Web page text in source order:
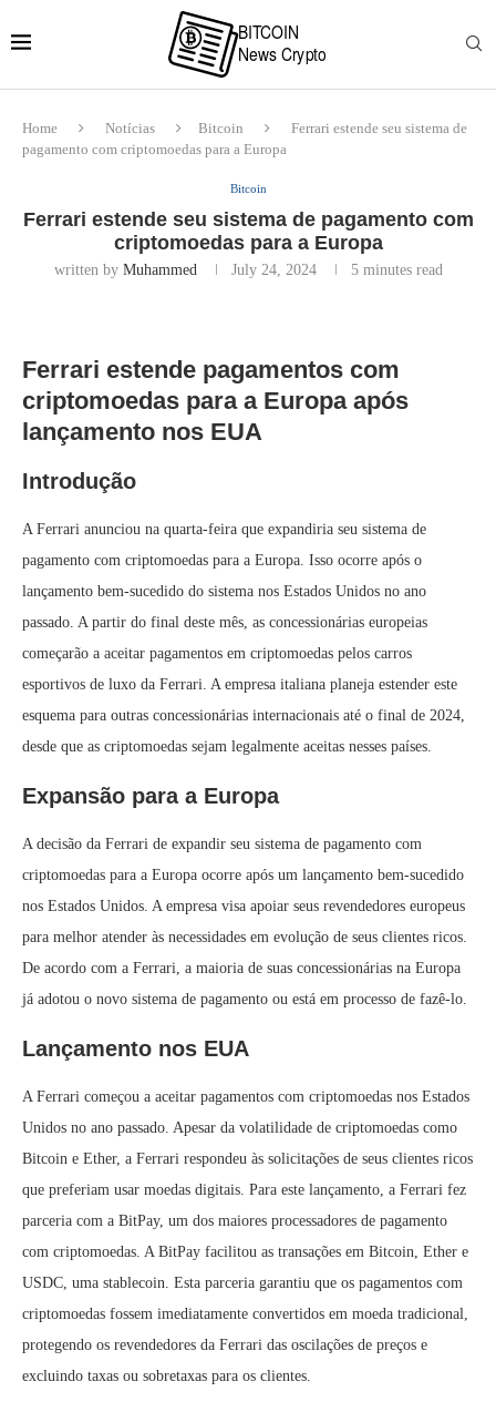
Home Notícias Bitcoin
Ferrari estende seu sistema de
pagamento com criptomoedas para a Europa
Bitcoin
Ferrari estende seu sistema de pagamento com
criptomoedas para a Europa
written by Muhammed July 24, 2024 5 minutes read
Ferrari estende pagamentos com
criptomoedas para a Europa após
lançamento nos EUA
Introdução
A Ferrari anunciou na quarta-feira que expandiria seu sistema de
pagamento com criptomoedas para a Europa. Isso ocorre após o
lançamento bem-sucedido do sistema nos Estados Unidos no ano
passado. A partir do final deste mês, as concessionárias europeias
começarão a aceitar pagamentos em criptomoedas pelos carros
esportivos de luxo da Ferrari. A empresa italiana planeja estender este
esquema para outras concessionárias internacionais até o final de 2024,
desde que as criptomoedas sejam legalmente aceitas nesses países.
Expansão para a Europa
A decisão da Ferrari de expandir seu sistema de pagamento com
criptomoedas para a Europa ocorre após um lançamento bem-sucedido
nos Estados Unidos. A empresa visa apoiar seus revendedores europeus
para melhor atender às necessidades em evolução de seus clientes ricos.
De acordo com a Ferrari, a maioria de suas concessionárias na Europa
já adotou o novo sistema de pagamento ou está em processo de fazê-lo.
Lançamento nos EUA
A Ferrari começou a aceitar pagamentos com criptomoedas nos Estados
Unidos no ano passado. Apesar da volatilidade de criptomoedas como
Bitcoin e Ether, a Ferrari respondeu às solicitações de seus clientes ricos
que preferiam usar moedas digitais. Para este lançamento, a Ferrari fez
parceria com a BitPay, um dos maiores processadores de pagamento
com criptomoedas. A BitPay facilitou as transações em Bitcoin, Ether e
USDC, uma stablecoin. Esta parceria garantiu que os pagamentos com
criptomoedas fossem imediatamente convertidos em moeda tradicional,
protegendo os revendedores da Ferrari das oscilações de preços e
excluindo taxas ou sobretaxas para os clientes.